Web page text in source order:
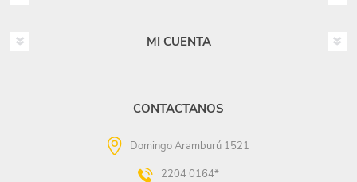
MI CUENTA
CONTACTANOS
Domingo Aramburú 1521
2204 0164*